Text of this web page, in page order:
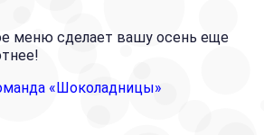
меню сделает вашу осень еще
«Шоколадницы»